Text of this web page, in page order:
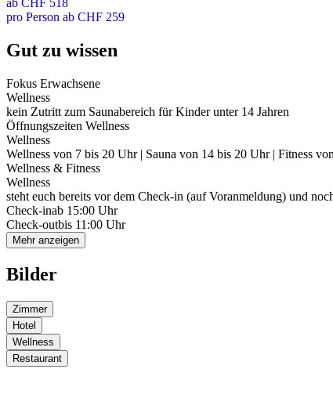
ab CHF 518
pro Person ab CHF 259
Gut zu wissen
Fokus Erwachsene
Wellness
kein Zutritt zum Saunabereich für Kinder unter 14 Jahren
Öffnungszeiten Wellness
Wellness
Wellness von 7 bis 20 Uhr | Sauna von 14 bis 20 Uhr | Fitness
Wellness & Fitness
Wellness
steht euch bereits vor dem Check-in (auf Voranmeldung) und
Check-inab 15:00 Uhr
Check-outbis 11:00 Uhr
Mehr anzeigen
Bilder
Zimmer
Hotel
Wellness
Restaurant